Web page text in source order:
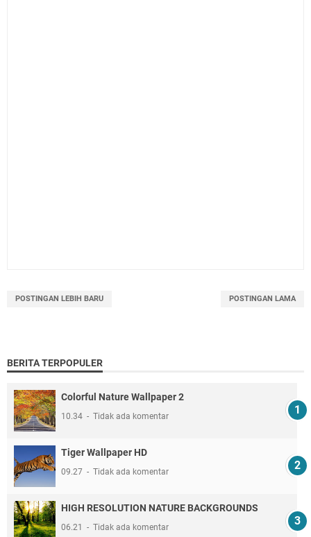
POSTINGAN LEBIH BARU POSTINGAN LAMA
BERITA TERPOPULER
Colorful Nature Wallpaper 2
10.34 Tidak ada komentar
Tiger Wallpaper HD
09.27 Tidak ada komentar
HIGH RESOLUTION NATURE BACKGROUNDS
06.21 Tidak ada komentar